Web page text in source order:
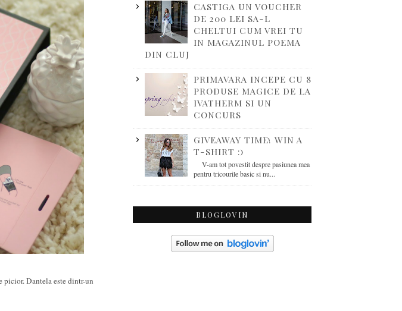
Dantela este dintr-un
CASTIGA UN VOUCHER
DE 200 LEI SA-L
CHELTUI CUM VREI TU
IN MAGAZINUL POEMA
DIN CLUJ
PRIMAVARA INCEPE CU 8
PRODUSE MAGICE DE LA
IVATHERM SI UN
CONCURS
GIVEAWAY TIME! WIN A
T-SHIRT :)
V-am tot povestit despre pasiunea mea
pentru tricourile basic si nu...
BLOGLOVIN